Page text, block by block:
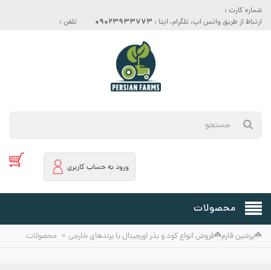
شماره کارت :
ارتباط از طریق واتس اپ، تلگرام، ایتا : 09023933773 تلفن :
ورود به حساب کاربری
محصولات
☘️پرشین فارم☘️فروش انواع کود و بذر اورجینال با برندهای خارجی » محصولات